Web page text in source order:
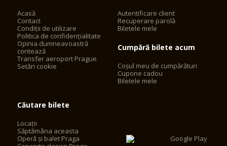
Acasă
Contact
Condiții de utilizare
Politica de confidențialitate
Opinia dumneavoastră
contează
Transfer aeroport Prague
Setări cookie
Autentificare client
Recuperare parolă
Biletele mele
Cumpără bilete acum
Coșul meu de cumpărături
Cupone cadou
Biletele mele
Căutare bilete
Locații
Săptămâna aceasta
Operă și balet Praga